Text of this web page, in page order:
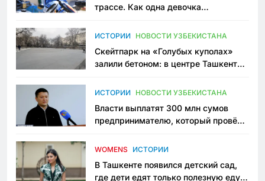
трассе. Как одна девочка
Узбекистане
ИСТОРИИ НОВОСТИ УЗБЕКИСТАНА
Скейтпарк на «Голубых куполах»
залили бетоном: в центре Ташкента
пространство
ИСТОРИИ НОВОСТИ УЗБЕКИСТАНА
Власти выплатят 300 млн сумов
предпринимателю, который провёл
приговору
WOMENS ИСТОРИИ
В Ташкенте появился детский сад,
где дети едят только полезную еду.